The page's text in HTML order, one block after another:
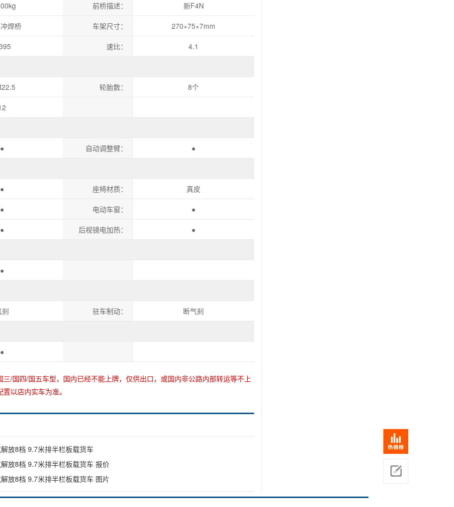
前桥描述： 新F4N
焊桥 车架尺寸： 270×75×7mm
速比： 4.1
轮胎数： 8个
● 自动调整臂： ●
● 座椅材质： 真皮
● 电动车窗： ●
● 后视镜电加热： ●
●
刹 驻车制动： 断气刹
●
/国四/国五车型，国内已经不能上牌，仅供出口，或国内非公路内部转运等不上
以店内实车为准。
放8档 9.7米排半栏板载货车
放8档 9.7米排半栏板载货车 报价
放8档 9.7米排半栏板载货车 图片